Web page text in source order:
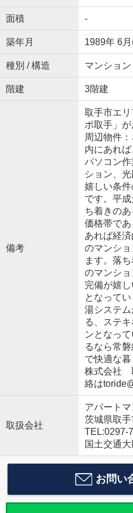
面積 -
築年月 1989年 6
種別 / 構造 マンショ
階建 3階建
備考
取手市エ
ポ取手」
周辺物件
内にあれば
パソコン
ション、
嬉しい条
です。平
ち着きの
価格帯で
あれば経
のマンシ
ます。落
のマンシ
完備が嬉
となって
湯システ
る、ステ
ンとなっ
るなら常
で快適な
株式会社
絡は
取扱会社
アパート
茨城県取
TEL:0297-
国土交通
お問い